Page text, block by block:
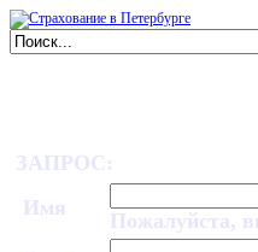
ЗАПРОС:
Имя
Пожалуйста,